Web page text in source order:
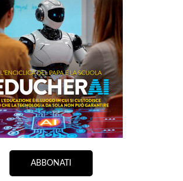
ABBONATI